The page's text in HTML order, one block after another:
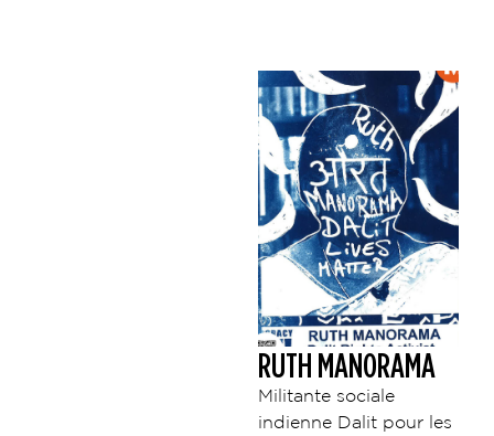
RUTH MANORAMA
Militante sociale
indienne Dalit pour les